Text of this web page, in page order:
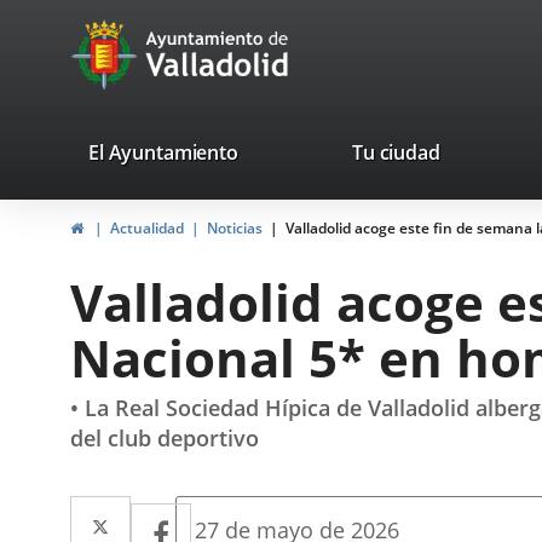
Portal
Web
Ayuntamiento
de
valladolid.es
El Ayuntamiento Tu ciudad
InicioActualidad Noticias Valladolid acoge este fin de semana
Valladolid acoge
Nacional 5* en
• La Real Sociedad Hípica de Valladolid
del club deportivo
Twitter
EnlaceFacebook
Enlace
Fecha
27 de mayo de 2026